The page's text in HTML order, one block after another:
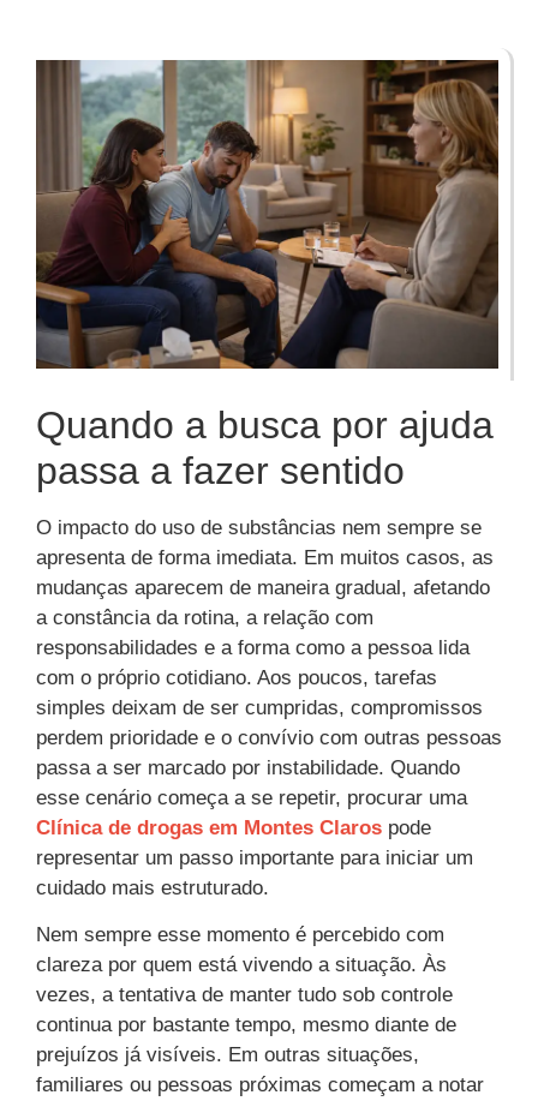
Quando a busca por ajuda
passa a fazer sentido
O impacto do uso de substâncias nem sempre se
apresenta de forma imediata. Em muitos casos, as
mudanças aparecem de maneira gradual, afetando
a constância da rotina, a relação com
responsabilidades e a forma como a pessoa lida
com o próprio cotidiano. Aos poucos, tarefas
simples deixam de ser cumpridas, compromissos
perdem prioridade e o convívio com outras pessoas
passa a ser marcado por instabilidade. Quando
esse cenário começa a se repetir, procurar uma
Clínica de drogas em Montes Claros pode
representar um passo importante para iniciar um
cuidado mais estruturado.
Nem sempre esse momento é percebido com
clareza por quem está vivendo a situação. Às
vezes, a tentativa de manter tudo sob controle
continua por bastante tempo, mesmo diante de
prejuízos já visíveis. Em outras situações,
familiares ou pessoas próximas começam a notar